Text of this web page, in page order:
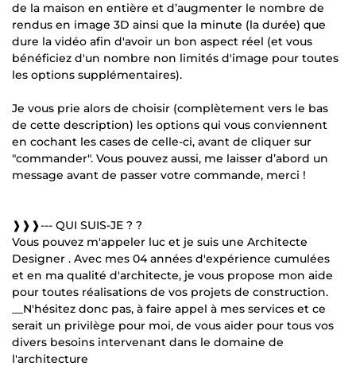
de la maison en entière et d’augmenter le nombre de
rendus en image 3D ainsi que la minute (la durée) que
dure la vidéo afin d'avoir un bon aspect réel (et vous
bénéficiez d'un nombre non limités d'image pour toutes
les options supplémentaires).
Je vous prie alors de choisir (complètement vers le bas
de cette description) les options qui vous conviennent
en cochant les cases de celle-ci, avant de cliquer sur
"commander". Vous pouvez aussi, me laisser d’abord un
message avant de passer votre commande, merci !
❱❱❱--- QUI SUIS-JE ? ?
Vous pouvez m'appeler luc et je suis une Architecte
Designer . Avec mes 04 années d'expérience cumulées
et en ma qualité d'architecte, je vous propose mon aide
pour toutes réalisations de vos projets de construction.
__N'hésitez donc pas, à faire appel à mes services et ce
serait un privilège pour moi, de vous aider pour tous vos
divers besoins intervenant dans le domaine de
l'architecture